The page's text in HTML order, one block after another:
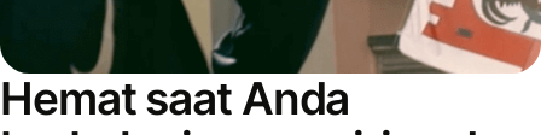
Hemat saat Anda